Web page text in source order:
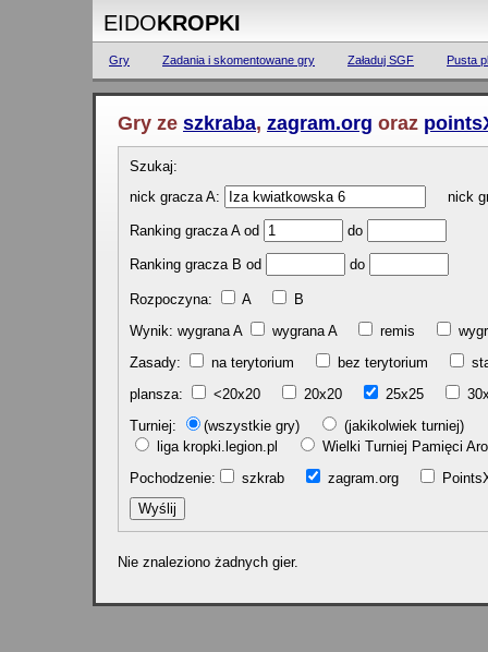
EIDOKROPKI
Gry Zadania i skomentowane gry Załaduj SGF Pusta
Gry ze szkraba, zagram.org oraz
Szukaj:
nick gracza A:
nick
Ranking gracza A od do
Ranking gracza B od do
Rozpoczyna: A
B
Wynik: wygrana A
wygrana A remis
Zasady:
na terytorium bez terytorium
plansza:
<20x20 20x20 25x25
Turniej:
(wszystkie gry)
(jakikolwiek turniej)
liga kropki.legion.pl
Wielki Turniej Pamięci
Pochodzenie:
szkrab zagram.org
Nie znaleziono żadnych gier.